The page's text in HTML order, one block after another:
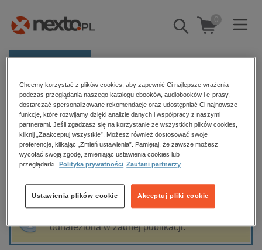
Pokaż/schowaj
wyszukiwarkę
0
Kategorie
Zobacz wszystkie E-prasa
budownictwo, aranżacja wnętrz
biznesowe, branżowe, gospodarka
dzienniki
edukacja
hobby, sport, rozrywka
komputery, internet, technologie, informatyka
Strona główna Piotr Czerwiński
Piotr Czerwiński
Sortowanie Filtrowanie
odnaleziona w żadnej publikacji.
Chcemy korzystać z plików cookies, aby zapewnić Ci najlepsze wrażenia
podczas przeglądania naszego katalogu ebooków, audiobooków i e-prasy,
dostarczać spersonalizowane rekomendacje oraz udostępniać Ci najnowsze
funkcje, które rozwijamy dzięki analizie danych i współpracy z naszymi
partnerami. Jeśli zgadzasz się na korzystanie ze wszystkich plików cookies,
kliknij „Zaakceptuj wszystkie”. Możesz również dostosować swoje
preferencje, klikając „Zmień ustawienia”. Pamiętaj, że zawsze możesz
wycofać swoją zgodę, zmieniając ustawienia cookies lub
przeglądarki.
Polityka prywatności Zaufani partnerzy
Akceptuj pliki cookie
Ustawienia plików cookie